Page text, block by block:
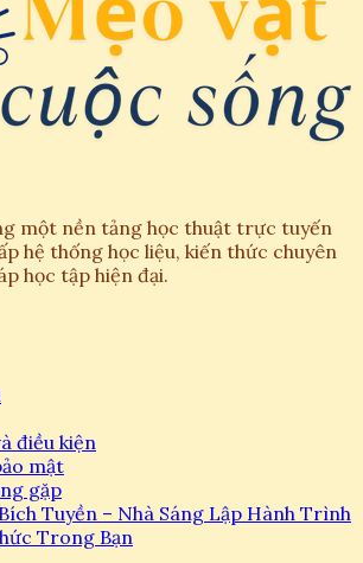
một nền tảng học thuật trực tuyến
hệ thống học liệu, kiến thức chuyên
học tập hiện đại.
điều kiện
mật
gặp
Tuyền – Nhà Sáng Lập Hành Trình
Trong Bạn